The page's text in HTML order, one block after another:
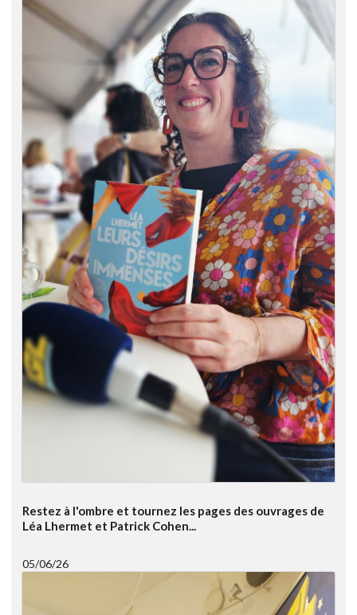
Restez à l'ombre et tournez les pages des ouvrages de
Léa Lhermet et Patrick Cohen...
05/06/26